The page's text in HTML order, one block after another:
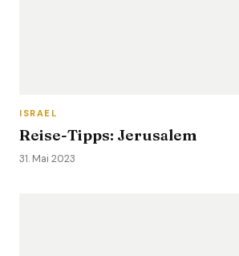
ISRAEL
Reise-Tipps: Jerusalem
31. Mai 2023